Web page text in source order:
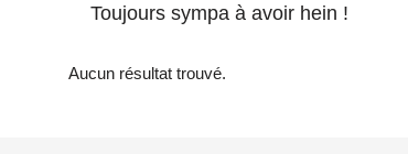
Toujours sympa à avoir hein !
Aucun résultat trouvé.